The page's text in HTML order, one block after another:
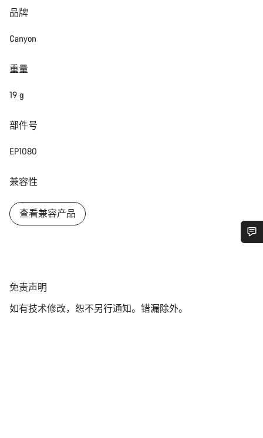
品牌
Canyon
重量
19 g
部件号
EP1080
兼容性
查看兼容产品
免
声
免责声明
如有技术修改，恕不另行通知。错漏除外。
我们的客户支持专家正在等待为您答疑解惑。